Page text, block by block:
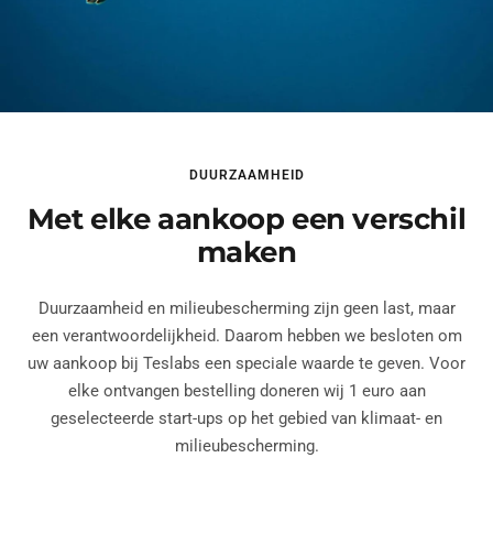
DUURZAAMHEID
Met elke aankoop een verschil
maken
Duurzaamheid en milieubescherming zijn geen last, maar
een verantwoordelijkheid. Daarom hebben we besloten om
uw aankoop bij Teslabs een speciale waarde te geven. Voor
elke ontvangen bestelling doneren wij 1 euro aan
geselecteerde start-ups op het gebied van klimaat- en
milieubescherming.